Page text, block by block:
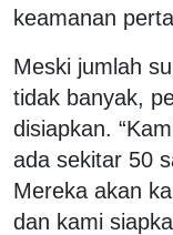
keamanan
Meski jumlah
tidak banyak,
disiapkan.
ada sekitar 50
Mereka akan
dan kami